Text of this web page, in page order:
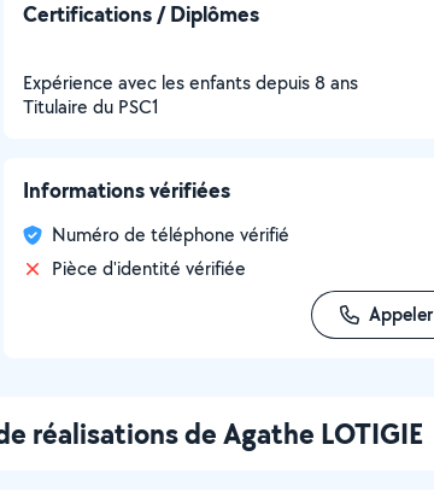
Certifications / Diplômes
Expérience avec les enfants depuis 8 ans
Titulaire du PSC1
Informations vérifiées
Numéro de téléphone vérifié
Pièce d'identité vérifiée
Appeler
réalisations de Agathe LOTIGIE